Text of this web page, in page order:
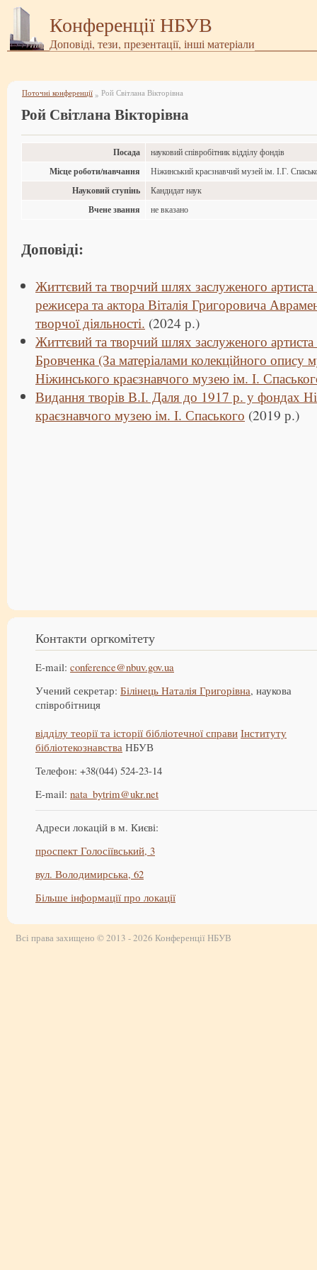
Конференції НБУВ
Доповіді, тези, презентації, інші матеріали
Поточні конференції » Рой Світлана Вікторівна
Рой Світлана Вікторівна
Посада науковий співробітник відділу фондів
Місце роботи/навчання Ніжинський краєзнавчий музей ім. І.Г.
Науковий ступінь Кандидат наук
Вчене звання не вказано
Доповіді:
Життєвий та творчий шлях заслуженого
режисера та актора Віталія Григоровича
творчої діяльності. (2024 р.)
Життєвий та творчий шлях заслуженого
Бровченка (За матеріалами колекційного опису
Ніжинського краєзнавчого музею ім. І.
Видання творів В.І. Даля до 1917 р. у фондах
краєзнавчого музею ім. І. Спаського (2019 р.)
Контакти оргкомітету
E-mail: conference@nbuv.gov.ua
Учений секретар: Білінець Наталія Григорівна, наукова
співробітниця
відділу теорії та історії бібліотечної справи Інституту
бібліотекознавства НБУВ
Телефон: +38(044) 524-23-14
E-mail: nata_bytrim@ukr.net
Адреси локацій в м. Києві:
проспект Голосіївський, 3
вул. Володимирська, 62
Більше інформації про локації
Всі права захищено © 2013 - 2026 Конференції НБУВ